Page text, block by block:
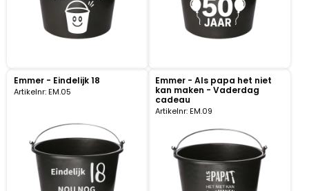
Emmer - Eindelijk 18
Artikelnr: EM.05
Emmer - Als papa het niet
kan maken - Vaderdag
cadeau
Artikelnr: EM.09